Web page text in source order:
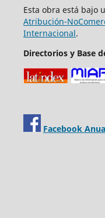
Esta obra está bajo
Atribución-
Internacional.
Directorios y Base
Facebook